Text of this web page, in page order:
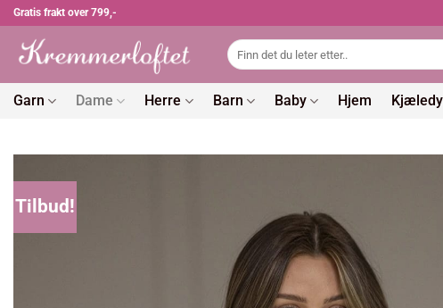
Skip
content
Gratis frakt over 799,-
Søk
etter:
Garn Dame Herre Barn Baby Hjem
Tilbud!